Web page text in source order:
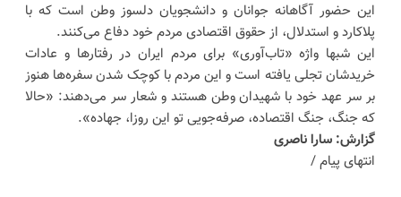
این حضور آگاهانه جوانان و دانشجویان دلسوز وطن است که با
پلاکارد و استدلال، از حقوق اقتصادی مردم خود دفاع می‌کنند.
این شبها واژه «تاب‌آوری» برای مردم ایران در رفتارها و عادات
خریدشان تجلی یافته است و این مردم با کوچک شدن سفره‌ها هنوز
بر سر عهد خود با شهیدان وطن هستند و شعار سر می‌دهند: «حالا
که جنگ، جنگ اقتصاده، صرفه‌جویی تو این روزا، جهاده».
گزارش: سارا ناصری
انتهای پیام /